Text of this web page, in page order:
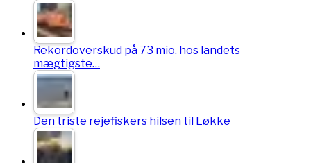
Rekordoverskud på 73 mio. hos landets
mægtigste…
Den triste rejefiskers hilsen til Løkke